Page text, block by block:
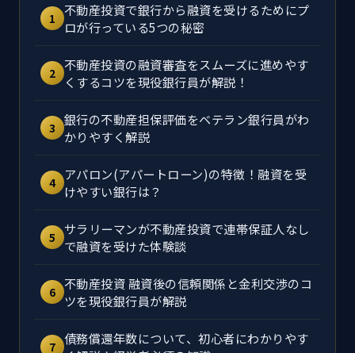
1
不動産投資で銀行から融資を受けるためにプ
ロが行っている5つの秘密
2 不動産投資の融資審査をスムーズに進めやす
くするコツを現役銀行員が解説！
3 銀行の不動産担保評価をベテラン銀行員がわ
かりやすく解説
4
アパロン(アパートローン)の特徴！融資を受
けやすい銀行は？
5 サラリーマンが不動産投資で連帯保証人なし
で融資を受けた体験談
6 不動産投資 融資後の信頼関係と金利交渉のコ
ツを現役銀行員が解説
7 債務償還年数について、初心者にわかりやす